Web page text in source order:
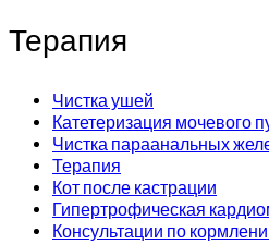
Терапия
Чистка ушей
Катетеризация мочевого
Чистка параанальных
Терапия
Кот после кастрации
Гипертрофическая
Консультации по